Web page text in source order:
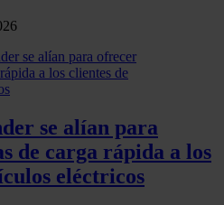
haga del sitio web con
sociales, publicidad y análisis
con otra información
o que hayan recopilado a
se alían para
de carga rápida a los
eléctricos